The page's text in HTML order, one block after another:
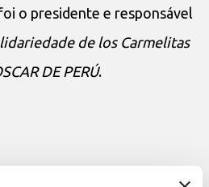
o presidente e responsável
de los Carmelitas
DE PERÚ.